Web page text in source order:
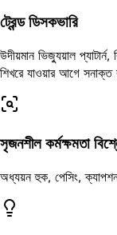
ট্রেন্ড ডিসকভারি
উদীয়মান ভিজ্যুয়াল
শিখরে যাওয়ার আগে সনাক্ত
সৃজনশীল কর্মক্ষমতা
অধ্যয়ন হুক, পেসিং,